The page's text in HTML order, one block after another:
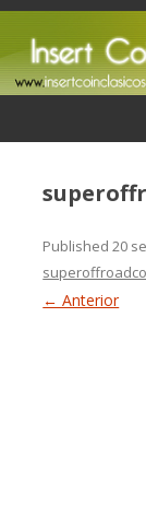
Published20
← Anterior